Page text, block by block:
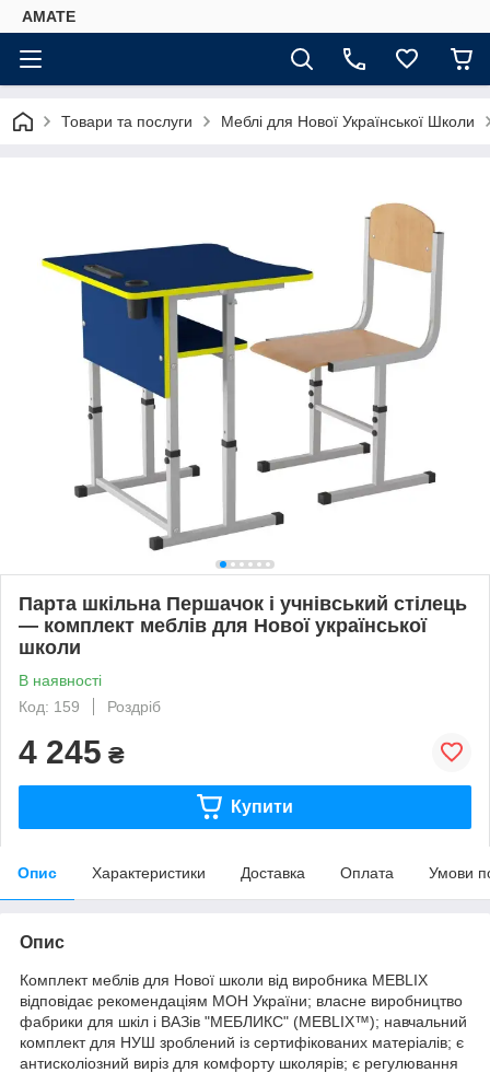
AMATE
Товари та послуги Меблі для Нової Української Школи
Парта шкільна Першачок і учнівський стілець
— комплект меблів для Нової української
школи
В наявності
Код: 159
Роздріб
4 245 ₴
Купити
Опис Характеристики Доставка Оплата Умови
Опис
Комплект меблів для Нової школи від виробника MEBLIX
відповідає рекомендаціям МОН України; власне виробництво
фабрики для шкіл і ВАЗів "МЕБЛИКС" (MEBLIX™); навчальний
комплект для НУШ зроблений із сертифікованих матеріалів; є
антисколіозний виріз для комфорту школярів; є регулювання